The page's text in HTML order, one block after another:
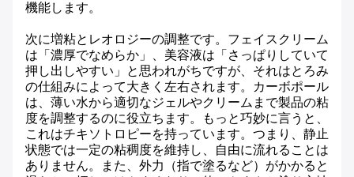
機能します。
次に増粘とレオロジーの調整です。フェイスクリーム
は「濃厚でなめらか」、美容液は「さっぱりしていて
押し出しやすい」と思われがちですが、それはとろみ
の仕組みによって大きく左右されます。カーボポール
は、薄い水から適切なジェルやクリームまで製品の粘
度を調整するのに役立ちます。もっと巧妙に言うと、
これはチキソトロピーを持っています。つまり、静止
状態では一定の粘稠度を維持し、自由に流れることは
ありません。また、外力（指で塗るなど）がかかると